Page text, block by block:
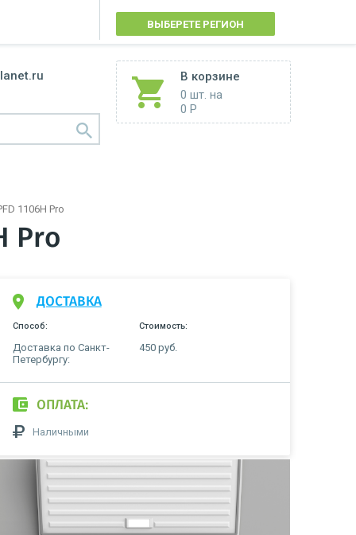
ВЫБЕРЕТЕ РЕГИОН
В корзине
0 шт. на
0 Р
1106H Pro
Pro
ДОСТАВКА
Способ: Стоимость:
Доставка по Санкт-
Петербургу:
450 руб.
ОПЛАТА:
Наличными